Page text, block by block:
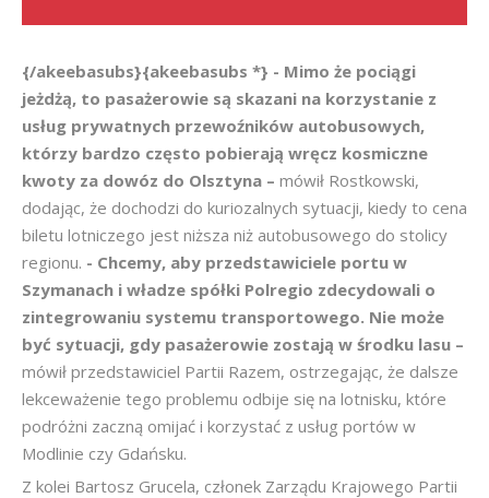
{/akeebasubs}{akeebasubs *} - Mimo że pociągi
jeżdżą, to pasażerowie są skazani na korzystanie z
usług prywatnych przewoźników autobusowych,
którzy bardzo często pobierają wręcz kosmiczne
kwoty za dowóz do Olsztyna – mówił Rostkowski,
dodając, że dochodzi do kuriozalnych sytuacji, kiedy to cena
biletu lotniczego jest niższa niż autobusowego do stolicy
regionu. - Chcemy, aby przedstawiciele portu w
Szymanach i władze spółki Polregio zdecydowali o
zintegrowaniu systemu transportowego. Nie może
być sytuacji, gdy pasażerowie zostają w środku lasu –
mówił przedstawiciel Partii Razem, ostrzegając, że dalsze
lekceważenie tego problemu odbije się na lotnisku, które
podróżni zaczną omijać i korzystać z usług portów w
Modlinie czy Gdańsku.
Z kolei Bartosz Grucela, członek Zarządu Krajowego Partii